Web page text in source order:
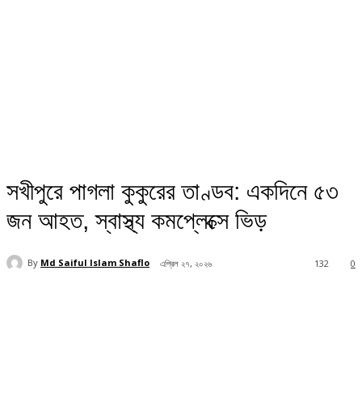
সখীপুরে পাগলা কুকুরের তাণ্ডব: একদিনে ৫৩
জন আহত, স্বাস্থ্য কমপ্লেক্সে ভিড় ‎
By Md Saiful Islam Shaflo এপ্রিল ২৭, ২০২৬ 0
132